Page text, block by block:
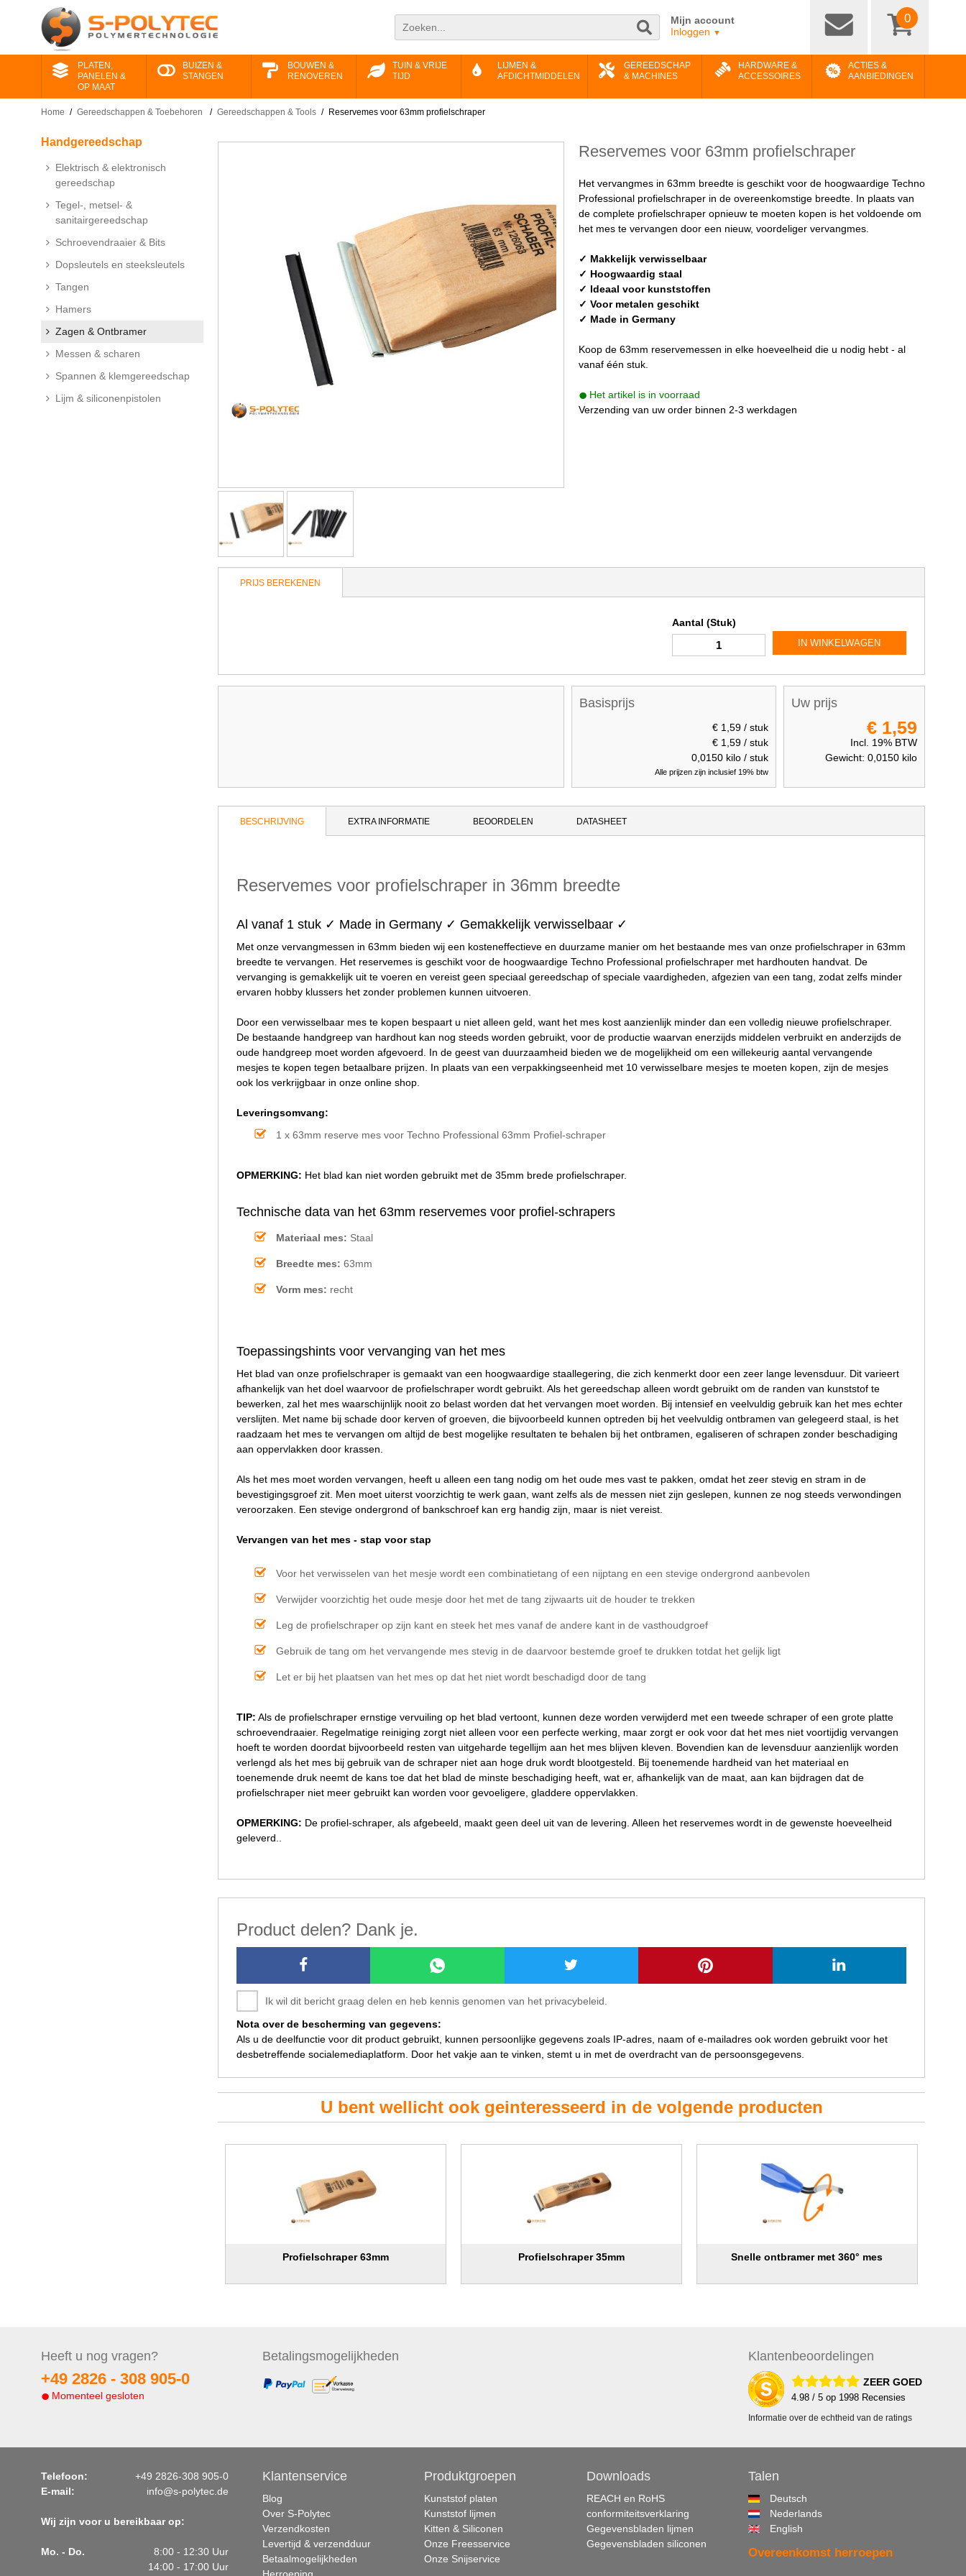
Mijn account
Inloggen ▼
0
PLATEN,
PANELEN &
OP MAAT
BUIZEN &
STANGEN
BOUWEN &
RENOVEREN
TUIN & VRIJE
TIJD
LIJMEN &
AFDICHTMIDDELEN
GEREEDSCHAP
& MACHINES
HARDWARE &
ACCESSOIRES
ACTIES &
AANBIEDINGEN
Home / Gereedschappen ​& Toebehoren / Gereedschappen & Tools / Reservemes voor 63mm profielschraper
Handgereedschap
Elektrisch & elektronisch
gereedschap
Tegel-, metsel- &
sanitairgereedschap
Schroevendraaier & Bits
Dopsleutels en steeksleutels
Tangen
Hamers
Zagen & Ontbramer
Messen & scharen
Spannen & klemgereedschap
Lijm & siliconenpistolen
Reservemes voor 63mm profielschraper
Het vervangmes in 63mm breedte is geschikt voor de hoogwaardige Techno
Professional profielschraper in de overeenkomstige breedte. In plaats van
de complete profielschraper opnieuw te moeten kopen is het voldoende om
het mes te vervangen door een nieuw, voordeliger vervangmes.
✓ Makkelijk verwisselbaar
✓ Hoogwaardig staal
✓ Ideaal voor kunststoffen
✓ Voor metalen geschikt
✓ Made in Germany
Koop de 63mm reservemessen in elke hoeveelheid die u nodig hebt - al
vanaf één stuk.
Het artikel is in voorraad
Verzending van uw order binnen 2-3 werkdagen
PRIJS BEREKENEN
Aantal (Stuk)
IN WINKELWAGEN
Basisprijs
€ 1,59 / stuk
€ 1,59 / stuk
0,0150 kilo / stuk
Alle prijzen zijn inclusief 19% btw
Uw prijs
€ 1,59
Incl. 19% BTW
Gewicht: 0,0150kilo
BESCHRIJVING EXTRA INFORMATIE BEOORDELEN DATASHEET
Reservemes voor profielschraper in 36mm breedte
Al vanaf 1 stuk ✓ Made in Germany ✓ Gemakkelijk verwisselbaar ✓
Met onze vervangmessen in 63mm bieden wij een kosteneffectieve en duurzame manier om het bestaande mes van onze profielschraper in 63mm
breedte te vervangen. Het reservemes is geschikt voor de hoogwaardige Techno Professional profielschraper met hardhouten handvat. De
vervanging is gemakkelijk uit te voeren en vereist geen speciaal gereedschap of speciale vaardigheden, afgezien van een tang, zodat zelfs minder
ervaren hobby klussers het zonder problemen kunnen uitvoeren.
Door een verwisselbaar mes te kopen bespaart u niet alleen geld, want het mes kost aanzienlijk minder dan een volledig nieuwe profielschraper.
De bestaande handgreep van hardhout kan nog steeds worden gebruikt, voor de productie waarvan enerzijds middelen verbruikt en anderzijds de
oude handgreep moet worden afgevoerd. In de geest van duurzaamheid bieden we de mogelijkheid om een willekeurig aantal vervangende
mesjes te kopen tegen betaalbare prijzen. In plaats van een verpakkingseenheid met 10 verwisselbare mesjes te moeten kopen, zijn de mesjes
ook los verkrijgbaar in onze online shop.
Leveringsomvang:
1 x 63mm reserve mes voor Techno Professional 63mm Profiel-schraper
OPMERKING: Het blad kan niet worden gebruikt met de 35mm brede profielschraper.
Technische data van het 63mm reservemes voor profiel-schrapers
Materiaal mes: Staal
Breedte mes: 63mm
Vorm mes: recht
Toepassingshints voor vervanging van het mes
Het blad van onze profielschraper is gemaakt van een hoogwaardige staallegering, die zich kenmerkt door een zeer lange levensduur. Dit varieert
afhankelijk van het doel waarvoor de profielschraper wordt gebruikt. Als het gereedschap alleen wordt gebruikt om de randen van kunststof te
bewerken, zal het mes waarschijnlijk nooit zo belast worden dat het vervangen moet worden. Bij intensief en veelvuldig gebruik kan het mes echter
verslijten. Met name bij schade door kerven of groeven, die bijvoorbeeld kunnen optreden bij het veelvuldig ontbramen van gelegeerd staal, is het
raadzaam het mes te vervangen om altijd de best mogelijke resultaten te behalen bij het ontbramen, egaliseren of schrapen zonder beschadiging
aan oppervlakken door krassen.
Als het mes moet worden vervangen, heeft u alleen een tang nodig om het oude mes vast te pakken, omdat het zeer stevig en stram in de
bevestigingsgroef zit. Men moet uiterst voorzichtig te werk gaan, want zelfs als de messen niet zijn geslepen, kunnen ze nog steeds verwondingen
veroorzaken. Een stevige ondergrond of bankschroef kan erg handig zijn, maar is niet vereist.
Vervangen van het mes - stap voor stap
Voor het verwisselen van het mesje wordt een combinatietang of een nijptang en een stevige ondergrond aanbevolen
Verwijder voorzichtig het oude mesje door het met de tang zijwaarts uit de houder te trekken
Leg de profielschraper op zijn kant en steek het mes vanaf de andere kant in de vasthoudgroef
Gebruik de tang om het vervangende mes stevig in de daarvoor bestemde groef te drukken totdat het gelijk ligt
Let er bij het plaatsen van het mes op dat het niet wordt beschadigd door de tang
TIP: Als de profielschraper ernstige vervuiling op het blad vertoont, kunnen deze worden verwijderd met een tweede schraper of een grote platte
schroevendraaier. Regelmatige reiniging zorgt niet alleen voor een perfecte werking, maar zorgt er ook voor dat het mes niet voortijdig vervangen
hoeft te worden doordat bijvoorbeeld resten van uitgeharde tegellijm aan het mes blijven kleven. Bovendien kan de levensduur aanzienlijk worden
verlengd als het mes bij gebruik van de schraper niet aan hoge druk wordt blootgesteld. Bij toenemende hardheid van het materiaal en
toenemende druk neemt de kans toe dat het blad de minste beschadiging heeft, wat er, afhankelijk van de maat, aan kan bijdragen dat de
profielschraper niet meer gebruikt kan worden voor gevoeligere, gladdere oppervlakken.
OPMERKING: De profiel-schraper, als afgebeeld, maakt geen deel uit van de levering. Alleen het reservemes wordt in de gewenste hoeveelheid
geleverd..
Product delen? Dank je.
Ik wil dit bericht graag delen en heb kennis genomen van het privacybeleid.
Nota over de bescherming van gegevens:
Als u de deelfunctie voor dit product gebruikt, kunnen persoonlijke gegevens zoals IP-adres, naam of e-mailadres ook worden gebruikt voor het
desbetreffende socialemediaplatform. Door het vakje aan te vinken, stemt u in met de overdracht van de persoonsgegevens.
U bent wellicht ook geinteresseerd in de volgende producten
Profielschraper 63mm Profielschraper 35mm Snelle ontbramer met 360° mes
Heeft u nog vragen?
+49 2826 - 308 905-0
Momenteel gesloten
Betalingsmogelijkheden Klantenbeoordelingen
ZEER GOED
4.98 / 5 op 1998 Recensies
Informatie over de echtheid van de ratings
Telefoon:
+49 2826-308 905-0
E-mail:
info@s-polytec.de
Wij zijn voor u bereikbaar op:
Mo. - Do.
8:00 - 12:30 Uur
14:00 - 17:00 Uur
Klantenservice
Blog
Over S-Polytec
Verzendkosten
Levertijd & verzendduur
Betaalmogelijkheden
Produktgroepen
Kunststof platen
Kunststof lijmen
Kitten & Siliconen
Onze Freesservice
Onze Snijservice
Downloads
REACH en RoHS
conformiteitsverklaring
Gegevensbladen lijmen
Gegevensbladen siliconen
Talen
Deutsch
Nederlands
English
Overeenkomst herroepen